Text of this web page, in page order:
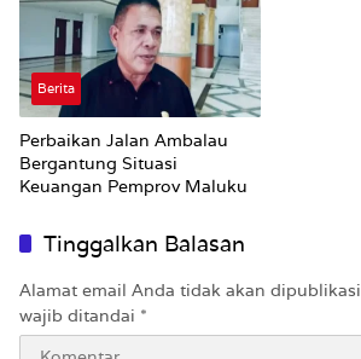
Berita
Perbaikan Jalan Ambalau
Bergantung Situasi
Keuangan Pemprov Maluku
Tinggalkan Balasan
Alamat email Anda tidak akan
wajib ditandai *